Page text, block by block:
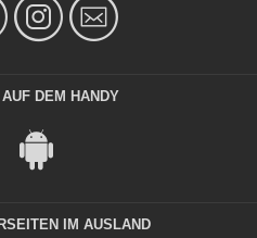
DEM HANDY
IM AUSLAND